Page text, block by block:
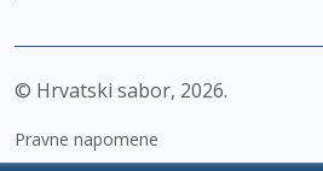
© Hrvatski sabor, 2026
Pravne napomene